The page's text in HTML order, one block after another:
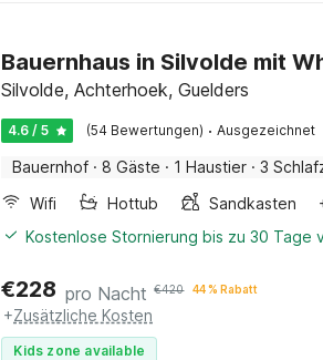
Bauernhaus in Silvolde mit
Silvolde, Achterhoek, Guelders
4.6 / 5 (54 Bewertungen) · Ausgezeichnet
Bauernhof · 8 Gäste · 1 Haustier · 3
Wifi
Hottub Sandkasten
Kostenlose Stornierung bis zu 30 Tage
€228 pro Nacht €420 44 % Rabatt
+Zusätzliche Kosten
Kids zone available